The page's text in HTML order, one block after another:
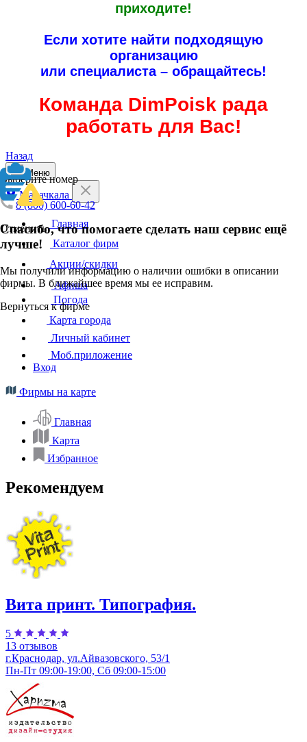
приходите!
Если хотите найти подходящую
организацию
или специалиста – обращайтесь!
Команда DimPoisk рада
работать для Вас!
Назад
Выберите номер
8 (800) 600-60-42
Отменить
Спасибо, что помогаете сделать наш сервис ещё
лучше!
Мы получили информацию о наличии ошибки в описании
фирмы. В ближайшее время мы ее исправим.
Вернуться к фирме
Меню
Махачкала
Главная
Каталог фирм
Акции/скидки
Афиша
Погода
Карта города
Личный кабинет
Моб.приложение
Вход
Фирмы на карте
Главная
Карта
Избранное
Рекомендуем
Вита принт. Типография.
5
13 отзывов
г.Краснодар, ул.​Айвазовского, 53/1
Пн-Пт 09:00-19:00, Сб 09:00-15:00